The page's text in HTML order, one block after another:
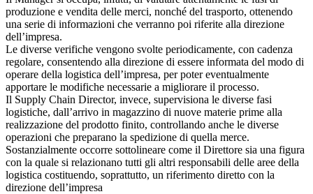
produzione e vendita delle merci, nonché del trasporto, ottenendo
una serie di informazioni che verranno poi riferite alla direzione
dell’impresa.
Le diverse verifiche vengono svolte periodicamente, con cadenza
regolare, consentendo alla direzione di essere informata del modo di
operare della logistica dell’impresa, per poter eventualmente
apportare le modifiche necessarie a migliorare il processo.
Il Supply Chain Director, invece, supervisiona le diverse fasi
logistiche, dall’arrivo in magazzino di nuove materie prime alla
realizzazione del prodotto finito, controllando anche le diverse
operazioni che preparano la spedizione di quella merce.
Sostanzialmente occorre sottolineare come il Direttore sia una figura
con la quale si relazionano tutti gli altri responsabili delle aree della
logistica costituendo, soprattutto, un riferimento diretto con la
direzione dell’impresa